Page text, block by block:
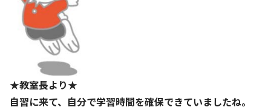
★教室長より★
自習に来て、自分で学習時間を確保できていましたね。